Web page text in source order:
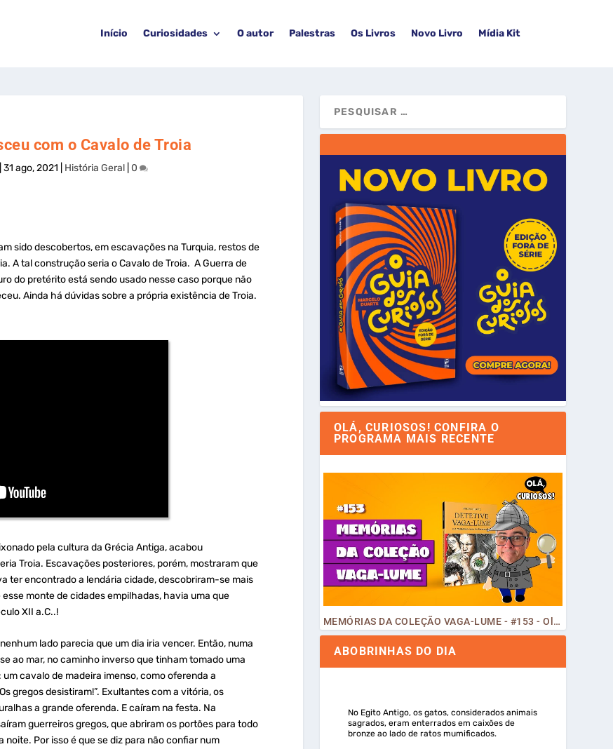
Início Curiosidades O autor Palestras Os Livros Novo Livro Mídia Kit
com o Cavalo de Troia
|31 ago, 2021 História Geral 0
sido descobertos, em escavações na Turquia, restos de
A tal construção seria o Cavalo de Troia. A Guerra de
do pretérito está sendo usado nesse caso porque não
Ainda há dúvidas sobre a própria existência de Troia.
pela cultura da Grécia Antiga, acabou
Troia. Escavações posteriores, porém, mostraram que
ter encontrado a lendária cidade, descobriram-se mais
monte de cidades empilhadas, havia uma que
XII a.C..!
lado parecia que um dia iria vencer. Então, numa
ao mar, no caminho inverso que tinham tomado uma
cavalo de madeira imenso, como oferenda a
gregos desistiram!”. Exultantes com a vitória, os
a grande oferenda. E caíram na festa. Na
guerreiros gregos, que abriram os portões para todo
Por isso é que se diz para não confiar num
OLÁ, CURIOSOS! CONFIRA O
PROGRAMA MAIS RECENTE
MEMÓRIAS DA COLEÇÃO VAGA-LUME - #153 - Olá, Curiosos! 2023
ABOBRINHAS DO DIA
No Egito Antigo, os gatos, considerados animais
sagrados, eram enterrados em caixões de
bronze ao lado de ratos mumificados.